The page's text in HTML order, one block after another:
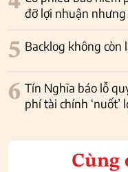
đỡ lợi nhuận
5 Backlog không còn
6 Tín Nghĩa báo lỗ
phí tài chính ‘nuốt’
Cùng